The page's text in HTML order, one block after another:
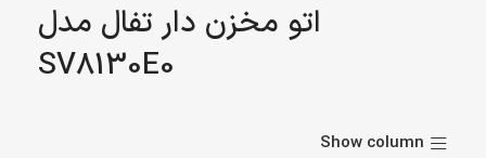
اتو مخزن دار تفال مدل
SV8130E0
Show column